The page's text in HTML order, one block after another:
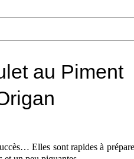
au Piment
Elles sont rapides à